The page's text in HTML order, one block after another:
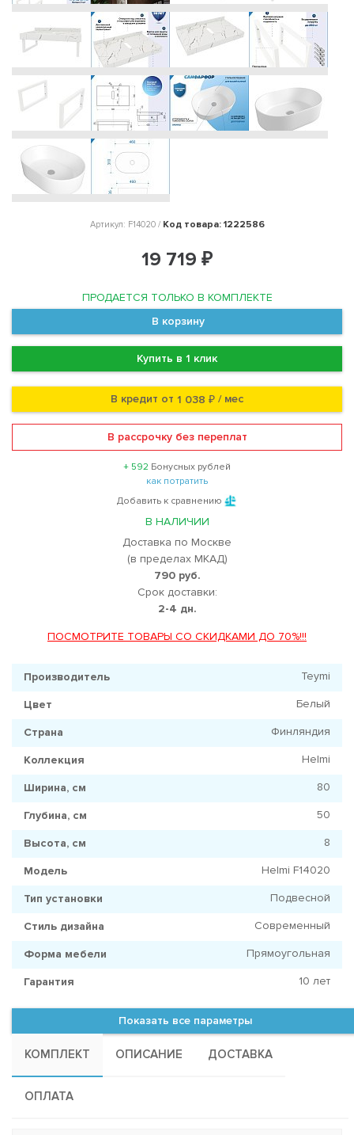
Артикул: F14020 / Код товара: 1222586
19 719 ₽
ПРОДАЕТСЯ ТОЛЬКО В КОМПЛЕКТЕ
В корзину
Купить в 1 клик
В кредит от 1 038 ₽ / мес
В рассрочку без переплат
+ 592 Бонусных рублей
как потратить
Добавить к сравнению
В НАЛИЧИИ
Доставка по Москве
(в пределах МКАД)
790 руб.
Срок доставки:
2-4 дн.
ПОСМОТРИТЕ ТОВАРЫ СО СКИДКАМИ ДО 70%!!!
Производитель Teymi
Цвет Белый
Страна Финляндия
Коллекция Helmi
Ширина, см 80
Глубина, см 50
Высота, см 8
Модель Helmi F14020
Тип установки Подвесной
Стиль дизайна Современный
Форма мебели Прямоугольная
Гарантия 10 лет
Показать все параметры
КОМПЛЕКТ ОПИСАНИЕ ДОСТАВКА
ОПЛАТА